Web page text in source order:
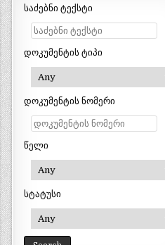
საძებნი ტექსტი
დოკუმენტის ტიპი
დოკუმენტის ნომერი
წელი
სტატუსი